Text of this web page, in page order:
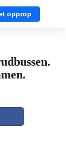
opprop